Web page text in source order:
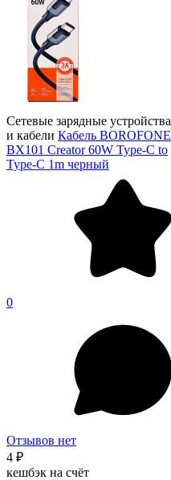
Сетевые зарядные устройства
и кабели Кабель BOROFONE
BX101 Creator 60W Type-C to
Type-C 1m черный
0
Отзывов нет
4 ₽
кешбэк на счёт